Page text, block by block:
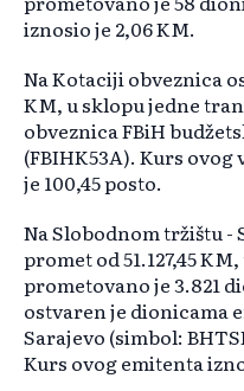
iznosio je 2,06 KM.
Na Kotaciji obveznica
KM, u sklopu jedne
obveznica FBiH
(FBIHK53A). Kurs
je 100,45 posto.
Na Slobodnom tržištu -
promet od 51.127,45
prometovano je 3.821
ostvaren je dionicama
Sarajevo (simbol:
Kurs ovog emitenta